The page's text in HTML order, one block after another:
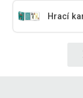
Hrací